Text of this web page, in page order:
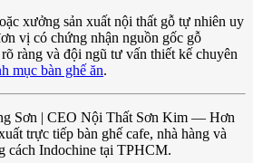
xưởng sản xuất nội thất gỗ tự nhiên uy
vị có chứng nhận nguồn gốc gỗ
ràng và đội ngũ tư vấn thiết kế chuyên
mục bàn ghế ăn.
Sơn | CEO Nội Thất Sơn Kim — Hơn
trực tiếp bàn ghế cafe, nhà hàng và
cách Indochine tại TPHCM.